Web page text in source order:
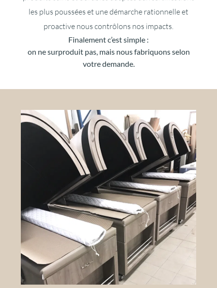
les plus poussées et une démarche rationnelle et
proactive nous contrôlons nos impacts.
Finalement c’est simple :
on ne surproduit pas, mais nous fabriquons selon
votre demande.